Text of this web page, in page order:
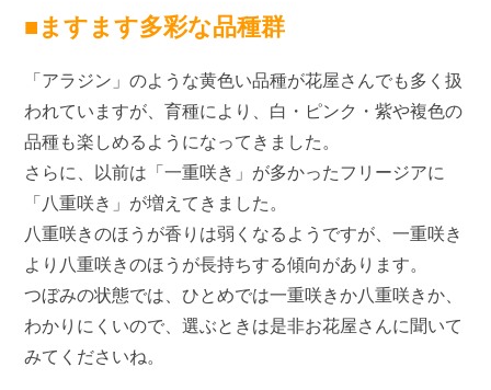
■ますます多彩な品種群
「アラジン」のような黄色い品種が花屋さんでも多く扱
われていますが、育種により、白・ピンク・紫や複色の
品種も楽しめるようになってきました。
さらに、以前は「一重咲き」が多かったフリージアに
「八重咲き」が増えてきました。
八重咲きのほうが香りは弱くなるようですが、一重咲き
より八重咲きのほうが長持ちする傾向があります。
つぼみの状態では、ひとめでは一重咲きか八重咲きか、
わかりにくいので、選ぶときは是非お花屋さんに聞いて
みてくださいね。